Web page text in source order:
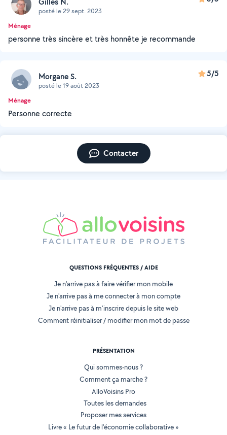
posté le 29 sept. 2023
Ménage
personne très sincère et très honnête je recommande
Morgane S.
posté le 19 août 2023
5/5
Ménage
Personne correcte
Contacter
QUESTIONS FRÉQUENTES / AIDE
Je n'arrive pas à faire vérifier mon mobile
Je n'arrive pas à me connecter à mon compte
Je n'arrive pas à m'inscrire depuis le site web
Comment réinitialiser / modifier mon mot de passe
PRÉSENTATION
Qui sommes-nous ?
Comment ça marche ?
AlloVoisins Pro
Toutes les demandes
Proposer mes services
Livre « Le futur de l'économie collaborative »